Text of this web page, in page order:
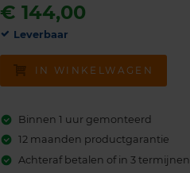
€144,00
Leverbaar
IN WINKELWAGEN
Binnen 1 uur gemonteerd
12 maanden productgarantie
Achteraf betalen of in 3 termijnen